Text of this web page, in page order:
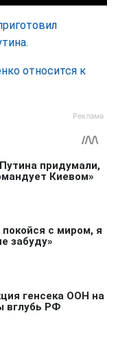
относится к